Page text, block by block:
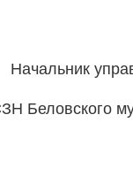
Начальник
Беловского